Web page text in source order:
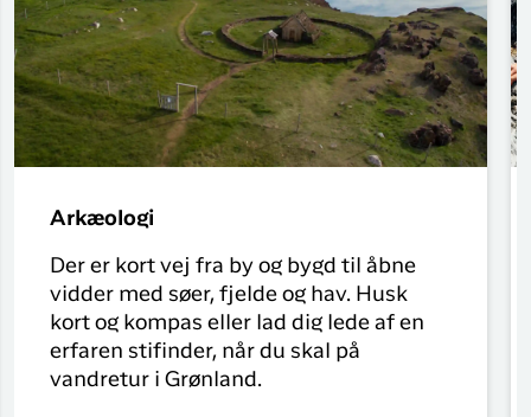
Arkæologi
Der er kort vej fra by og bygd til åbne
vidder med søer, fjelde og hav. Husk
kort og kompas eller lad dig lede af en
erfaren stifinder, når du skal på
vandretur i Grønland.